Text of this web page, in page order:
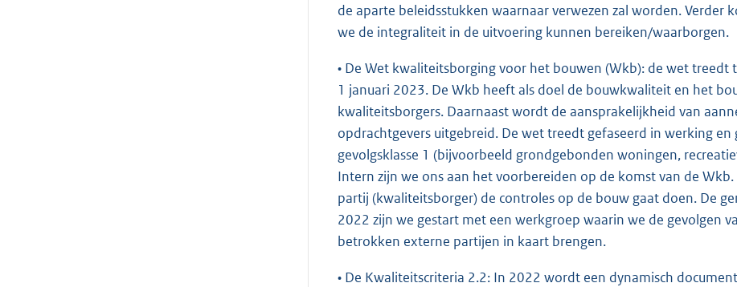
de aparte beleidsstukken waarnaar verwezen zal worden.
we de integraliteit in de uitvoering kunnen bereiken/waarborgen.
• De Wet kwaliteitsborging voor het bouwen (Wkb): de wet
1 januari 2023. De Wkb heeft als doel de bouwkwaliteit en het
kwaliteitsborgers. Daarnaast wordt de aansprakelijkheid van
opdrachtgevers uitgebreid. De wet treedt gefaseerd in werking
gevolgsklasse 1 (bijvoorbeeld grondgebonden woningen,
Intern zijn we ons aan het voorbereiden op de komst van de
partij (kwaliteitsborger) de controles op de bouw gaat doen. De
2022 zijn we gestart met een werkgroep waarin we de gevolgen
betrokken externe partijen in kaart brengen.
• De Kwaliteitscriteria 2.2: In 2022 wordt een dynamisch